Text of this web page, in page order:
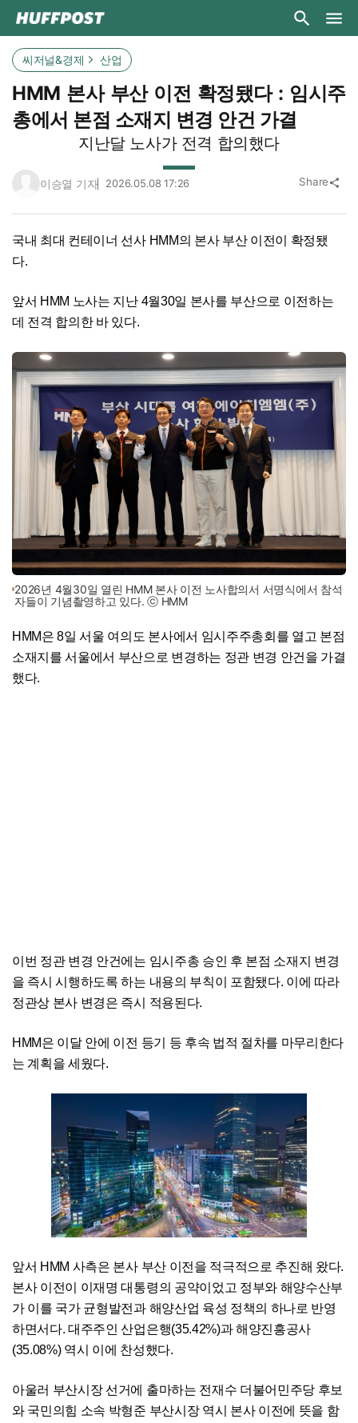
씨저널&경제 산업
HMM 본사 부산 이전 확정됐다 : 임시주
총에서 본점 소재지 변경 안건 가결
지난달 노사가 전격 합의했다
이승열 기자 2026.05.08 17:26 Share share
국내 최대 컨테이너 선사 HMM의 본사 부산 이전이 확정됐
다.
앞서 HMM 노사는 지난 4월30일 본사를 부산으로 이전하는
데 전격 합의한 바 있다.
2026년 4월30일 열린 HMM 본사 이전 노사합의서 서명식에서 참석
자들이 기념촬영하고 있다. ⓒ HMM
HMM은 8일 서울 여의도 본사에서 임시주주총회를 열고 본점
소재지를 서울에서 부산으로 변경하는 정관 변경 안건을 가결
했다.
이번 정관 변경 안건에는 임시주총 승인 후 본점 소재지 변경
을 즉시 시행하도록 하는 내용의 부칙이 포함됐다. 이에 따라
정관상 본사 변경은 즉시 적용된다.
HMM은 이달 안에 이전 등기 등 후속 법적 절차를 마무리한다
는 계획을 세웠다.
앞서 HMM 사측은 본사 부산 이전을 적극적으로 추진해 왔다.
본사 이전이 이재명 대통령의 공약이었고 정부와 해양수산부
가 이를 국가 균형발전과 해양산업 육성 정책의 하나로 반영
하면서다. 대주주인 산업은행(35.42%)과 해양진흥공사
(35.08%) 역시 이에 찬성했다.
아울러 부산시장 선거에 출마하는 전재수 더불어민주당 후보
와 국민의힘 소속 박형준 부산시장 역시 본사 이전에 뜻을 함